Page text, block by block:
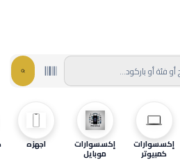
إكسسوارات
كمبيوتر
إكسسوارات
موبايل
اجهزه